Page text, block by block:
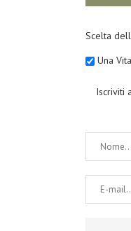
Scelta
Una
Iscriviti